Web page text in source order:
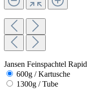
Jansen Feinspachtel Rapid
600g / Kartusche
1300g / Tube